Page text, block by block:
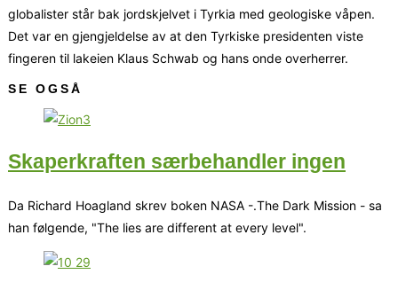
globalister står bak jordskjelvet i Tyrkia med geologiske våpen.
Det var en gjengjeldelse av at den Tyrkiske presidenten viste
fingeren til lakeien Klaus Schwab og hans onde overherrer.
SE OGSÅ
Skaperkraften særbehandler ingen
Da Richard Hoagland skrev boken NASA -.The Dark Mission - sa
han følgende, "The lies are different at every level".